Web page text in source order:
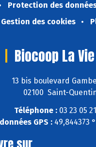
Protection des
Gestion des cookies
Biocoop La
13 bis boulevard
02100 Saint-
Téléphone :03 23 05
GPS : 49,844373